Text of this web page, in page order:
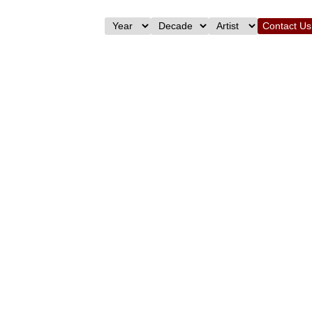
Contact Us